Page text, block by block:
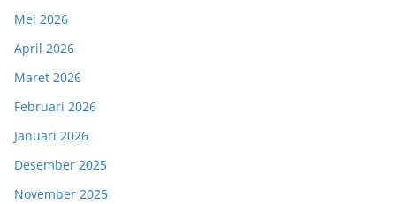
Mei 2026
April 2026
Maret 2026
Februari 2026
Januari 2026
Desember 2025
November 2025